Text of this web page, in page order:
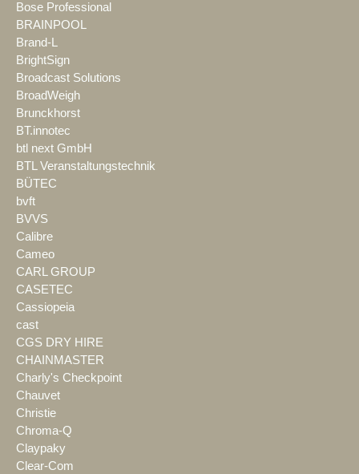
Bose Professional
BRAINPOOL
Brand-L
BrightSign
Broadcast Solutions
BroadWeigh
Brunckhorst
BT.innotec
btl next GmbH
BTL Veranstaltungstechnik
BÜTEC
bvft
BVVS
Calibre
Cameo
CARL GROUP
CASETEC
Cassiopeia
cast
CGS DRY HIRE
CHAINMASTER
Charly's Checkpoint
Chauvet
Christie
Chroma-Q
Claypaky
Clear-Com